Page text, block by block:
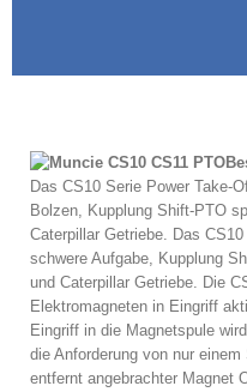
Das CS10 Serie Power Take-
Bolzen, Kupplung Shift-PTO
Caterpillar Getriebe. Das
schwere Aufgabe, Kupplung
und Caterpillar Getriebe. Die
Elektromagneten in Eingriff
Eingriff in die Magnetspule
die Anforderung von nur
entfernt angebrachter Magnet